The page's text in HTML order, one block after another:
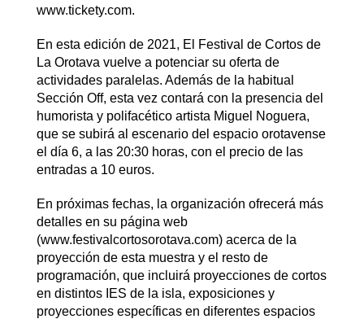
www.tickety.com.
En esta edición de 2021, El Festival de Cortos de
La Orotava vuelve a potenciar su oferta de
actividades paralelas. Además de la habitual
Sección Off, esta vez contará con la presencia del
humorista y polifacético artista Miguel Noguera,
que se subirá al escenario del espacio orotavense
el día 6, a las 20:30 horas, con el precio de las
entradas a 10 euros.
En próximas fechas, la organización ofrecerá más
detalles en su página web
(www.festivalcortosorotava.com) acerca de la
proyección de esta muestra y el resto de
programación, que incluirá proyecciones de cortos
en distintos IES de la isla, exposiciones y
proyecciones específicas en diferentes espacios